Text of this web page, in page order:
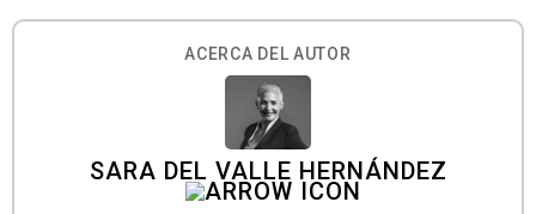
ACERCA DEL AUTOR
SARA DEL VALLE HERNÁNDEZ